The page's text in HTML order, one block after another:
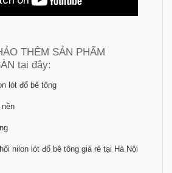
THÊM SẢN PHẨM
tại đây:
lót đổ bê tông
nilon lót đổ bê tông giá rẻ tại Hà Nội